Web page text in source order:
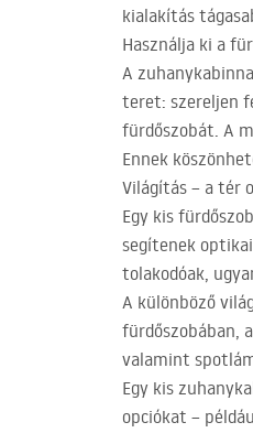
kialakítás
Használja ki a
A
teret: szereljen
fürdőszobát. A
Ennek
Világítás – a tér
Egy kis
segítenek
tolakodóak,
A különböző
fürdőszobában,
valamint
Egy kis
opciókat –